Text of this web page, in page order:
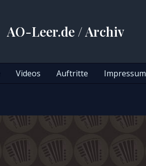
AO-Leer.de / Archiv
Videos Auftritte Impressum